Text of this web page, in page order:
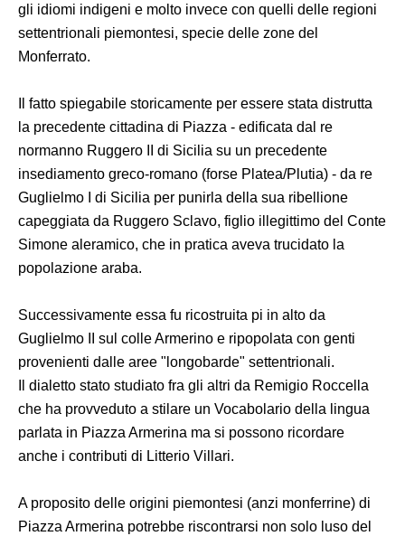
gli idiomi indigeni e molto invece con quelli delle regioni
settentrionali piemontesi, specie delle zone del
Monferrato.
Il fatto spiegabile storicamente per essere stata distrutta
la precedente cittadina di Piazza - edificata dal re
normanno Ruggero II di Sicilia su un precedente
insediamento greco-romano (forse Platea/Plutia) - da re
Guglielmo I di Sicilia per punirla della sua ribellione
capeggiata da Ruggero Sclavo, figlio illegittimo del Conte
Simone aleramico, che in pratica aveva trucidato la
popolazione araba.
Successivamente essa fu ricostruita pi in alto da
Guglielmo II sul colle Armerino e ripopolata con genti
provenienti dalle aree "longobarde" settentrionali.
Il dialetto stato studiato fra gli altri da Remigio Roccella
che ha provveduto a stilare un Vocabolario della lingua
parlata in Piazza Armerina ma si possono ricordare
anche i contributi di Litterio Villari.
A proposito delle origini piemontesi (anzi monferrine) di
Piazza Armerina potrebbe riscontrarsi non solo luso del